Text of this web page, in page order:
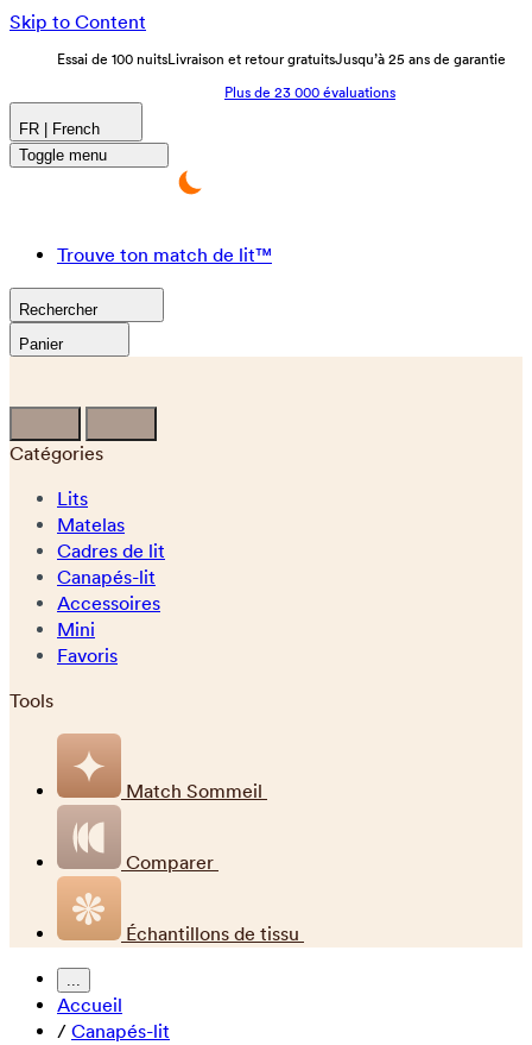
Skip to Content
Essai de 100 nuitsLivraison et retour gratuitsJusqu’à 25 ans de garantie
Plus de 23 000 évaluations
FR | French
Toggle menu
Trouve ton match de lit™
Rechercher
Panier
Catégories
Lits
Matelas
Cadres de lit
Canapés-lit
Accessoires
Mini
Favoris
Tools
Match Sommeil
Comparer
Échantillons de tissu
...
Accueil
/ Canapés-lit